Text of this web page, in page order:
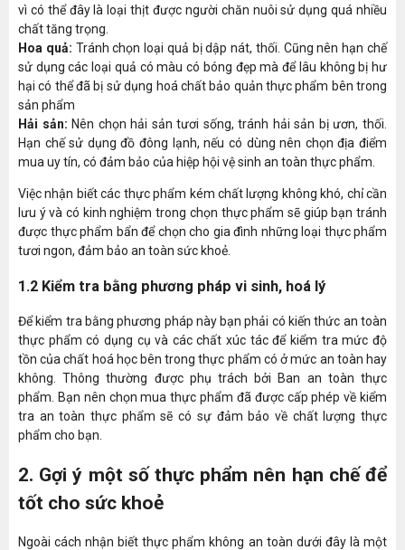
vì có thể đây là loại thịt được người chăn nuôi sử dụng quá nhiều
chất tăng trọng.
Hoa quả: Tránh chọn loại quả bị dập nát, thối. Cũng nên hạn chế
sử dụng các loại quả có màu có bóng đẹp mà để lâu không bị hư
hại có thể đã bị sử dụng hoá chất bảo quản thực phẩm bên trong
sản phẩm
Hải sản: Nên chọn hải sản tươi sống, tránh hải sản bị ươn, thối.
Hạn chế sử dụng đồ đông lạnh, nếu có dùng nên chọn địa điểm
mua uy tín, có đảm bảo của hiệp hội vệ sinh an toàn thực phẩm.
Việc nhận biết các thực phẩm kém chất lượng không khó, chỉ cần
lưu ý và có kinh nghiệm trong chọn thực phẩm sẽ giúp bạn tránh
được thực phẩm bẩn để chọn cho gia đình những loại thực phẩm
tươi ngon, đảm bảo an toàn sức khoẻ.
1.2 Kiểm tra bằng phương pháp vi sinh, hoá lý
Để kiểm tra bằng phương pháp này bạn phải có kiến thức an toàn
thực phẩm có dụng cụ và các chất xúc tác để kiểm tra mức độ
tồn của chất hoá học bên trong thực phẩm có ở mức an toàn hay
không. Thông thường được phụ trách bởi Ban an toàn thực
phẩm. Bạn nên chọn mua thực phẩm đã được cấp phép về kiểm
tra an toàn thực phẩm sẽ có sự đảm bảo về chất lượng thực
phẩm cho bạn.
2. Gợi ý một số thực phẩm nên hạn chế để
tốt cho sức khoẻ
Ngoài cách nhận biết thực phẩm không an toàn dưới đây là một